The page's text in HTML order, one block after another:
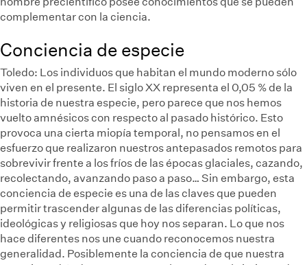
complementar con la ciencia.
Conciencia de especie
Toledo: Los individuos que habitan el mundo moderno sólo
viven en el presente. El siglo XX representa el 0,05 % de la
historia de nuestra especie, pero parece que nos hemos
vuelto amnésicos con respecto al pasado histórico. Esto
provoca una cierta miopía temporal, no pensamos en el
esfuerzo que realizaron nuestros antepasados remotos para
sobrevivir frente a los fríos de las épocas glaciales, cazando,
recolectando, avanzando paso a paso… Sin embargo, esta
conciencia de especie es una de las claves que pueden
permitir trascender algunas de las diferencias políticas,
ideológicas y religiosas que hoy nos separan. Lo que nos
hace diferentes nos une cuando reconocemos nuestra
generalidad. Posiblemente la conciencia de que nuestra